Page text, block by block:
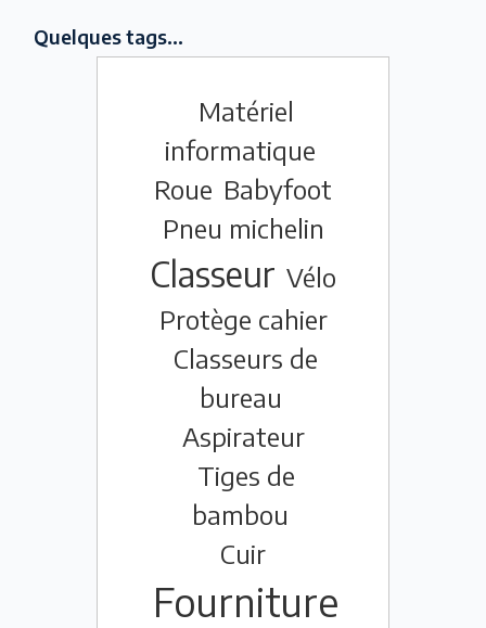
Quelques tags...
Matériel
informatique
Roue Babyfoot
Pneu michelin
Classeur Vélo
Protège cahier
Classeurs de
bureau
Aspirateur
Tiges de
bambou
Cuir
Fourniture